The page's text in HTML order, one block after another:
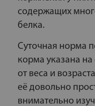
содержащих
белка.
Суточная норма
корма указана на
от веса и
её довольно
внимательно